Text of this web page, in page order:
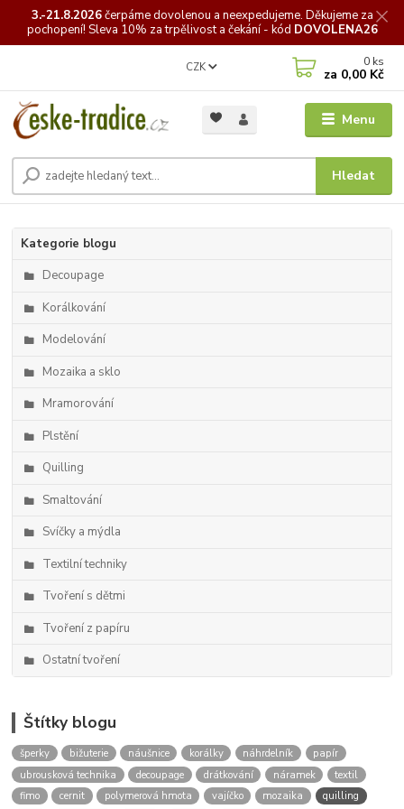
3.-21.8.2026čerpámedovolenou a neexpedujeme. Děkujeme za
pochopení! Sleva 10% za trpělivost a čekání - kód DOVOLENA26
Menu
CZK
Hledat
0 ks
za 0,00 Kč
Kategorie blogu
Decoupage
Korálkování
Modelování
Mozaika a sklo
Mramorování
Plstění
Quilling
Smaltování
Svíčky a mýdla
Textilní techniky
Tvoření s dětmi
Tvoření z papíru
Ostatní tvoření
Štítky blogu
šperky bižuterie náušnice korálky náhrdelník
papír
ubrousková technika
decoupage drátkování náramek
textil
fimo
cernit polymerová hmota vajíčko mozaika
quilling